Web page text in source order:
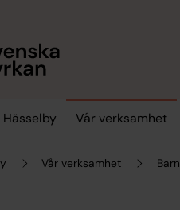
Vår verksamhet
Vår verksamhet Barn